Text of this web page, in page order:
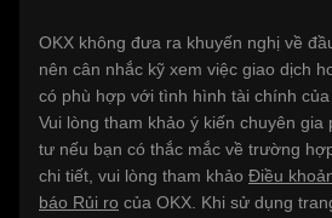
OKX không đưa ra khuyến nghị về
nên cân nhắc kỹ xem việc giao dịch
có phù hợp với tình hình tài chính của
Vui lòng tham khảo ý kiến chuyên gia
tư nếu bạn có thắc mắc về trường
chi tiết, vui lòng tham khảo Điều
báo Rủi ro của OKX. Khi sử dụng